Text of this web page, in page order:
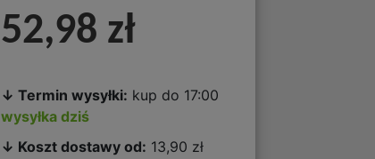
52,98 zł
↓ Termin wysyłki: kup do 17:00
wysyłka dziś
↓ Koszt dostawy od: 13,90 zł